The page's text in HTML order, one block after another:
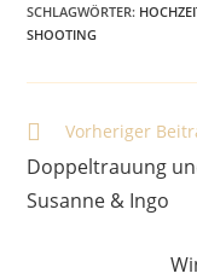
SCHLAGWÖRTER:
SHOOTING
Weitere
ansehen
Vorheriger
Doppeltrauung
Susanne & Ingo